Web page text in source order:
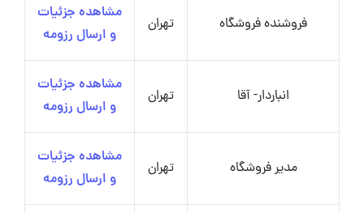
فروشنده فروشگاه تهران
مشاهده جزئیات
و ارسال رزومه
انباردار- آقا تهران
مشاهده جزئیات
و ارسال رزومه
مدیر فروشگاه تهران
مشاهده جزئیات
و ارسال رزومه